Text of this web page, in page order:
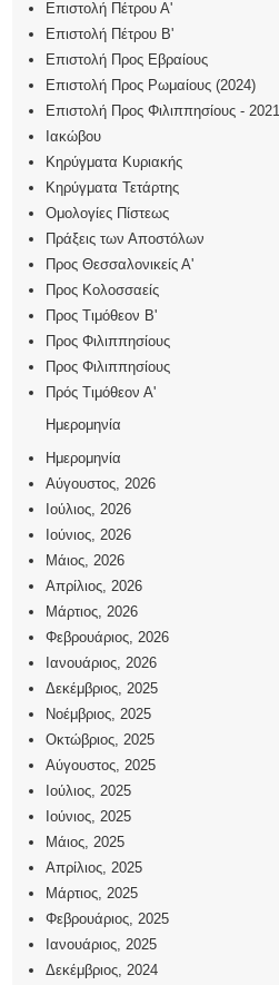
Επιστολή Πέτρου Α'
Επιστολή Πέτρου Β'
Επιστολή Προς Εβραίους
Επιστολή Προς Ρωμαίους (2024)
Επιστολή Προς Φιλιππησίους - 2021
Ιακώβου
Κηρύγματα Κυριακής
Κηρύγματα Τετάρτης
Ομολογίες Πίστεως
Πράξεις των Αποστόλων
Προς Θεσσαλονικείς Α'
Προς Κολοσσαείς
Προς Τιμόθεον Β'
Προς Φιλιππησίους
Προς Φιλιππησίους
Πρός Τιμόθεον Α'
Ημερομηνία
Ημερομηνία
Αύγουστος, 2026
Ιούλιος, 2026
Ιούνιος, 2026
Μάιος, 2026
Απρίλιος, 2026
Μάρτιος, 2026
Φεβρουάριος, 2026
Ιανουάριος, 2026
Δεκέμβριος, 2025
Νοέμβριος, 2025
Οκτώβριος, 2025
Αύγουστος, 2025
Ιούλιος, 2025
Ιούνιος, 2025
Μάιος, 2025
Απρίλιος, 2025
Μάρτιος, 2025
Φεβρουάριος, 2025
Ιανουάριος, 2025
Δεκέμβριος, 2024